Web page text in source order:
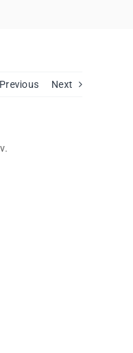
Previous Next